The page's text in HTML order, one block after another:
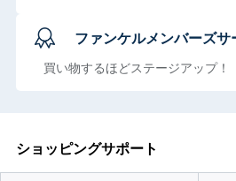
ファンケルメンバーズサ
買い物するほどステージアップ！
ショッピングサポート